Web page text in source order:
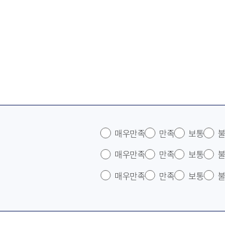
매우만족 만족 보통
매우만족 만족 보통
매우만족 만족 보통